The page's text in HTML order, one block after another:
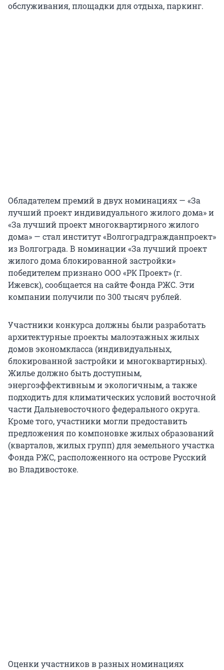
обслуживания, площадки для отдыха, паркинг.
Обладателем премий в двух номинациях — «За
лучший проект индивидуального жилого дома» и
«За лучший проект многоквартирного жилого
дома» — стал институт «Волгоградгражданпроект»
из Волгограда. В номинации «За лучший проект
жилого дома блокированной застройки»
победителем признано ООО «РК Проект» (г.
Ижевск), сообщается на сайте Фонда РЖС. Эти
компании получили по 300 тысяч рублей.
Участники конкурса должны были разработать
архитектурные проекты малоэтажных жилых
домов экономкласса (индивидуальных,
блокированной застройки и многоквартирных).
Жилье должно быть доступным,
энергоэффективным и экологичным, а также
подходить для климатических условий восточной
части Дальневосточного федерального округа.
Кроме того, участники могли предоставить
предложения по компоновке жилых образований
(кварталов, жилых групп) для земельного участка
Фонда РЖС, расположенного на острове Русский
во Владивостоке.
Оценки участников в разных номинациях